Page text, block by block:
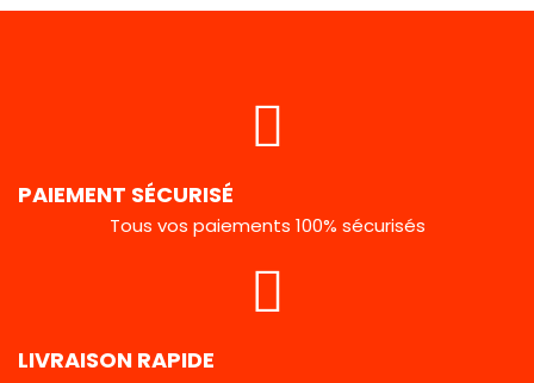
PAIEMENT SÉCURISÉ
Tous vos paiements 100% sécurisés
LIVRAISON RAPIDE